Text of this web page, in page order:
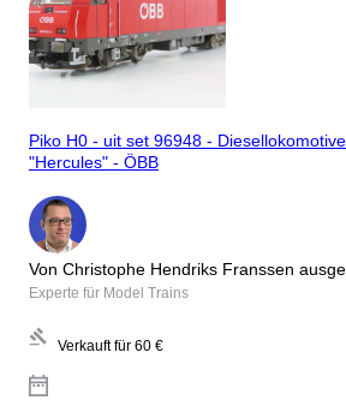
Piko H0 - uit set 96948 -
"Hercules" - ÖBB
Von Christophe Hendriks Franssen
Experte für Model Trains
Verkauft für 60 €